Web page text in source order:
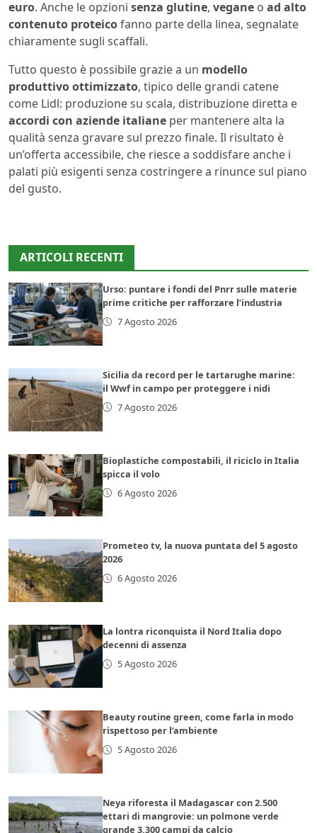
euro. Anche le opzioni senza glutine, vegane o ad alto
contenuto proteicofanno parte della linea, segnalate
chiaramente sugli scaffali.
Tutto questo è possibile grazie a un modello
produttivo ottimizzato, tipico delle grandi catene
come Lidl: produzione su scala, distribuzione diretta e
accordi con aziende italiane per mantenere alta la
qualità senza gravare sul prezzo finale. Il risultato è
un’offerta accessibile, che riesce a soddisfare anche i
palati più esigenti senza costringere a rinunce sul piano
del gusto.
ARTICOLI RECENTI
Urso: puntare i fondi del Pnrr sulle materie
prime critiche per rafforzare l’industria
7 Agosto 2026
Sicilia da record per le tartarughe marine:
il Wwf in campo per proteggere i nidi
7 Agosto 2026
Bioplastiche compostabili, il riciclo in Italia
spicca il volo
6 Agosto 2026
Prometeo tv, la nuova puntata del 5 agosto
2026
6 Agosto 2026
La lontra riconquista il Nord Italia dopo
decenni di assenza
5 Agosto 2026
Beauty routine green, come farla in modo
rispettoso per l’ambiente
5 Agosto 2026
Neya riforesta il Madagascar con 2.500
ettari di mangrovie: un polmone verde
grande 3.300 campi da calcio